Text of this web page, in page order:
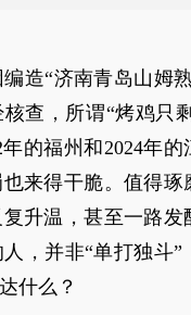
造“济南青岛山姆
查，所谓“烤鸡只
的福州和2024年
来得干脆。值得
升温，甚至一路
，并非“单打独斗
什么？